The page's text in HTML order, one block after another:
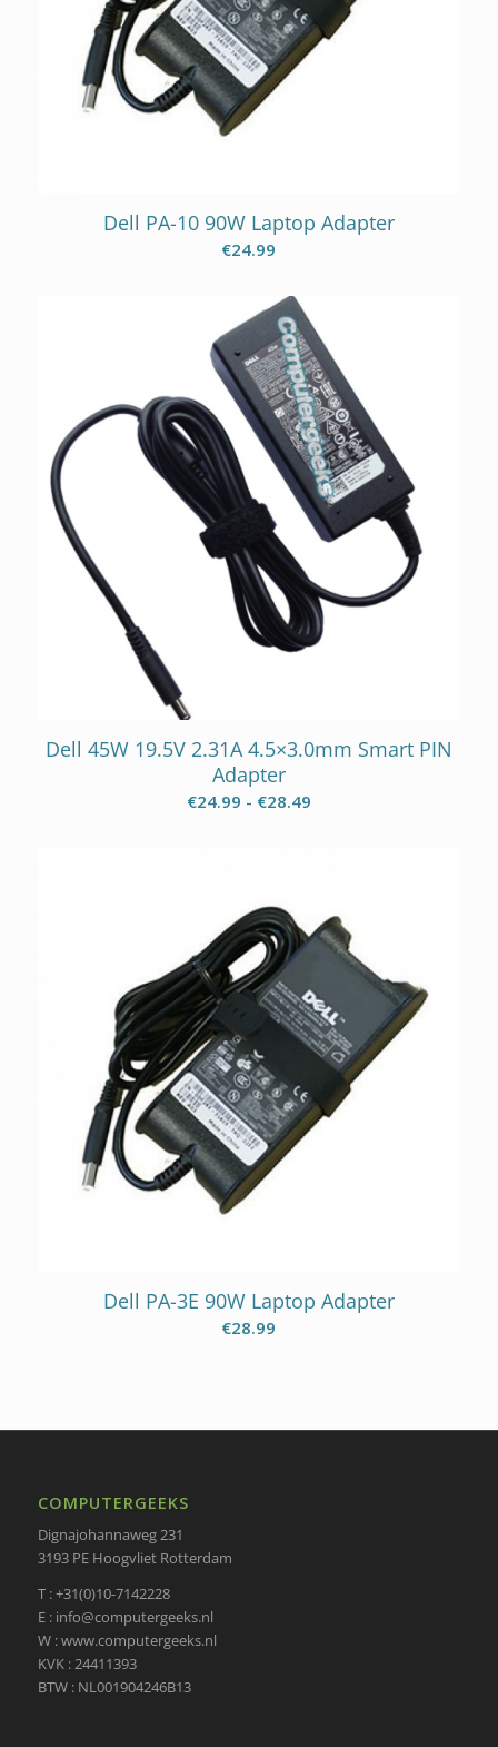
Dell PA-10 90W Laptop Adapter
€24.99
Dell 45W 19.5V 2.31A 4.5×3.0mm Smart PIN
Adapter
€24.99 - €28.49Prijsklasse:
Dell PA-3E 90W Laptop Adapter
€28.99
COMPUTERGEEKS
Dignajohannaweg 231
3193 PE Hoogvliet Rotterdam
T : +31(0)10-7142228
E : info@computergeeks.nl
W : www.computergeeks.nl
KVK : 24411393
BTW : NL001904246B13